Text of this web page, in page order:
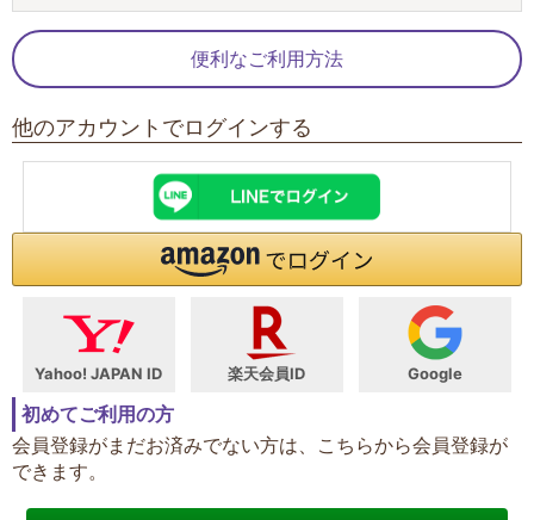
便利なご利用方法
他のアカウントでログインする
Yahoo! JAPAN ID 楽天会員ID Google
初めてご利用の方
会員登録がまだお済みでない方は、こちらから会員登録が
できます。